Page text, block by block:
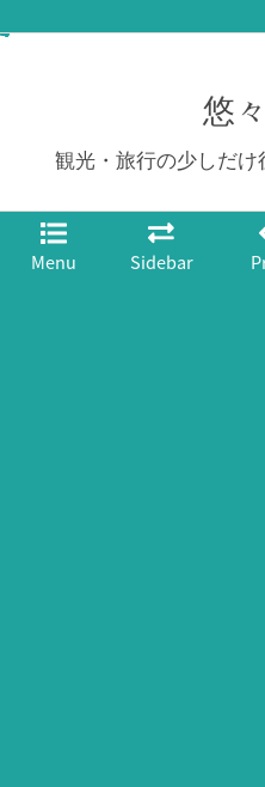
悠
観光・旅行の少しだ
Menu Sidebar